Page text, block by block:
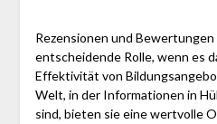
Rezensionen und
entscheidende Rolle, wenn es
Effektivität von
Welt, in der Informationen in
sind, bieten sie eine wertvolle